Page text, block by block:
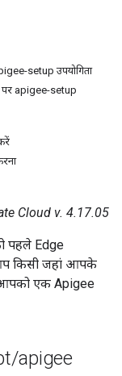
setup उपयोगिता
पर apigee-setup
Cloud v. 4.17.05
पहले Edge
किसी जहां आपके
आपको एक Apigee
/apigee